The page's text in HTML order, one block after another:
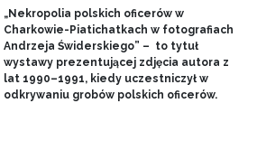
„Nekropolia polskich oficerów w
Charkowie-Piatichatkach w fotografiach
Andrzeja Świderskiego” – to tytuł
wystawy prezentującej zdjęcia autora z
lat 1990–1991, kiedy uczestniczył w
odkrywaniu grobów polskich oficerów.